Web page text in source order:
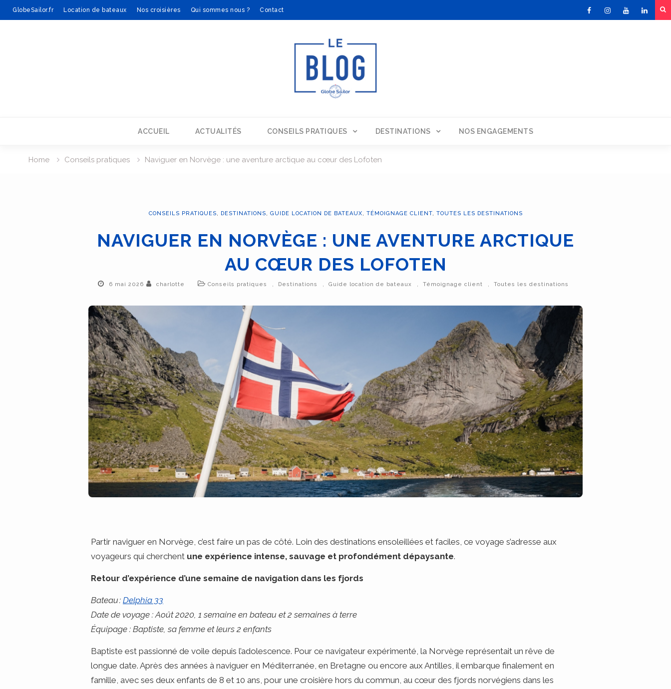
GlobeSailor.fr Location de bateaux Nos croisières Qui sommes nous ? Contact
ACCUEIL ACTUALITÉS CONSEILS PRATIQUES DESTINATIONS NOS ENGAGEMENTS
Home Conseils pratiques Naviguer en Norvège : une aventure arctique au cœur des Lofoten
CONSEILS PRATIQUES, DESTINATIONS, GUIDE LOCATION DE BATEAUX, TÉMOIGNAGE CLIENT, TOUTES LES DESTINATIONS
NAVIGUER EN NORVÈGE : UNE AVENTURE ARCTIQUE
AU CŒUR DES LOFOTEN
6 mai 2026 charlotte Conseils pratiques Destinations Guide location de bateaux Témoignage client Toutes les destinations
Partir naviguer en Norvège, c’est faire un pas de côté. Loin des destinations ensoleillées et faciles, ce voyage s’adresse aux
voyageurs qui cherchent une expérience intense, sauvage et profondément dépaysante.
Retour d’expérience d’une semaine de navigation dans les fjords
Bateau : Delphia 33
Date de voyage : Août 2020, 1 semaine en bateau et 2 semaines à terre
Équipage : Baptiste, sa femme et leurs 2 enfants
Baptiste est passionné de voile depuis l’adolescence. Pour ce navigateur expérimenté, la Norvège représentait un rêve de
longue date. Après des années à naviguer en Méditerranée, en Bretagne ou encore aux Antilles, il embarque finalement en
famille, avec ses deux enfants de 8 et 10 ans, pour une croisière hors du commun, au cœur des fjords norvégiens dans les